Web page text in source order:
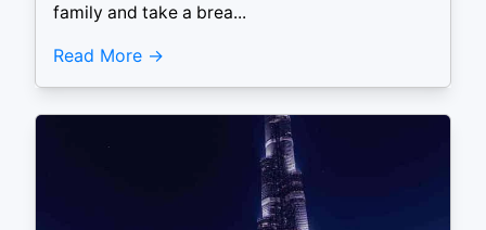
family and take a brea...
Read More